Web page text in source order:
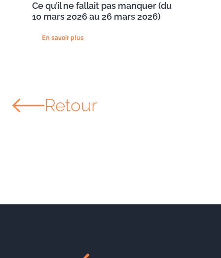
Ce qu’il ne fallait pas manquer (du
10 mars 2026 au 26 mars 2026)
En savoir plus
Retour